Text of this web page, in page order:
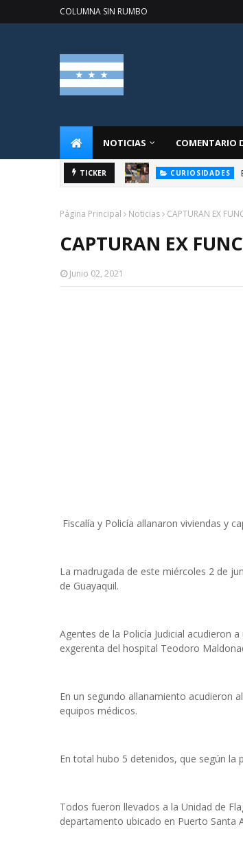
COLUMNA SIN RUMBO
NOTICIAS COMENTARIO
TICKER CURIOSIDADES
Página Principal Noticias CAPTURAN EX
CAPTURAN EX
Junio 02, 2021
Fiscalía y Policía allanaron viviendas y
La madrugada de este miércoles 2 de
de Guayaquil.
Agentes de la Policía Judicial acudieron
exgerenta del hospital Teodoro
En un segundo allanamiento acudieron
equipos médicos.
En total hubo 5 detenidos, que según la
Todos fueron llevados a la Unidad de
departamento ubicado en Puerto Santa